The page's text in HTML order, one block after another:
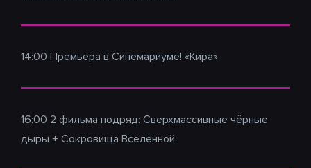
14:00 Премьера в Синемариуме! «Кира»
16:00 2 фильма подряд: Сверхмассивные чёрные
дыры + Сокровища Вселенной